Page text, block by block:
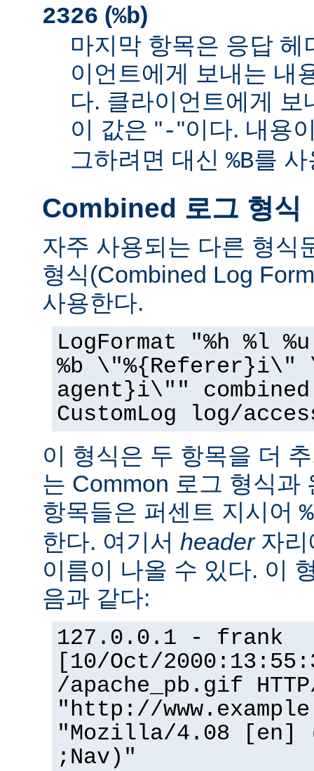
2326 (%b)
마지막 항목은 응답
이언트에게 보내는 내
다. 클라이언트에게
이 값은 "-"이다. 내용
그하려면 대신 %B를
Combined 로그 형식
자주 사용되는 다른 형식
형식(Combined Log
사용한다.
LogFormat "%h %l
%b \"%{Referer}i\"
agent}i\"" combined
CustomLog log/
이 형식은 두 항목을 더
는 Common 로그 형식과
항목들은 퍼센트 지시어
한다. 여기서 header자리
이름이 나올 수 있다. 이
음과 같다:
127.0.0.1 - frank
[10/Oct/
/apache_pb.gif
"http://
"Mozilla/4.08 [en]
;Nav)"